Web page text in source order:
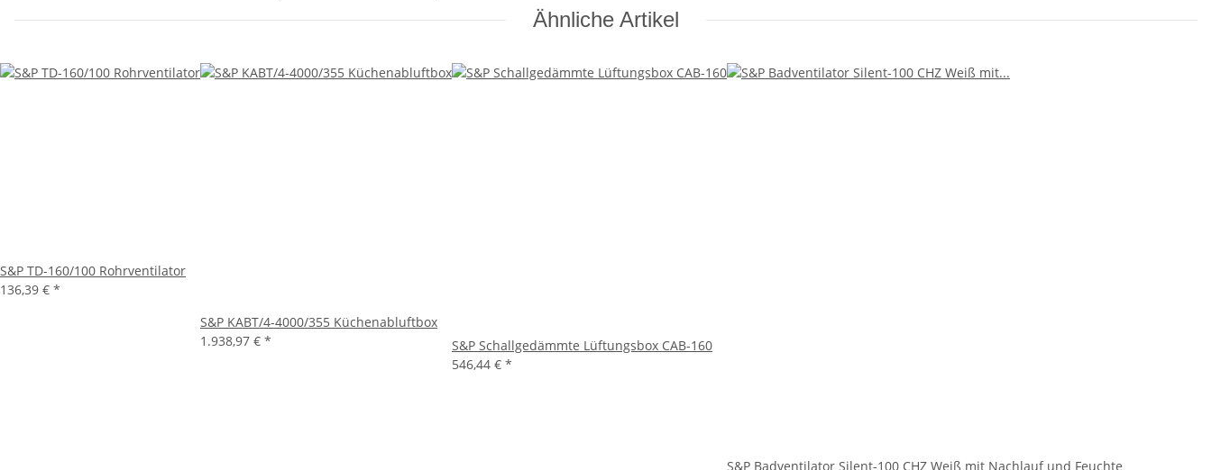
Ähnliche Artikel
S&P TD-160/100 Rohrventilator
136,39 € *
S&P KABT/4-4000/355 Küchenabluftbox
1.938,97 € *
S&P Schallgedämmte Lüftungsbox CAB-160
546,44 € *
S&P Badventilator Silent-100 CHZ Weiß mit Nachlauf und Feuchte